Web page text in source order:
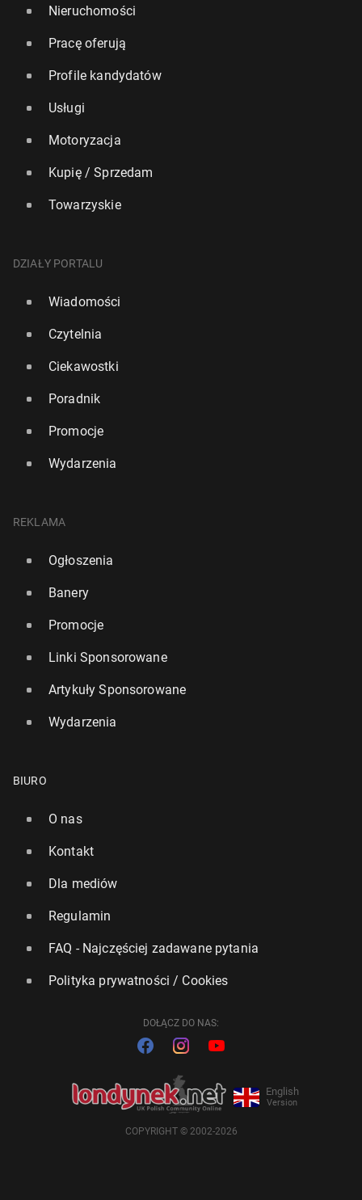
Nieruchomości
Pracę oferują
Profile kandydatów
Usługi
Motoryzacja
Kupię / Sprzedam
Towarzyskie
DZIAŁY PORTALU
Wiadomości
Czytelnia
Ciekawostki
Poradnik
Promocje
Wydarzenia
REKLAMA
Ogłoszenia
Banery
Promocje
Linki Sponsorowane
Artykuły Sponsorowane
Wydarzenia
BIURO
O nas
Kontakt
Dla mediów
Regulamin
FAQ - Najczęściej zadawane pytania
Polityka prywatności / Cookies
DOŁĄCZ DO NAS:
English
Version
COPYRIGHT © 2002-2026